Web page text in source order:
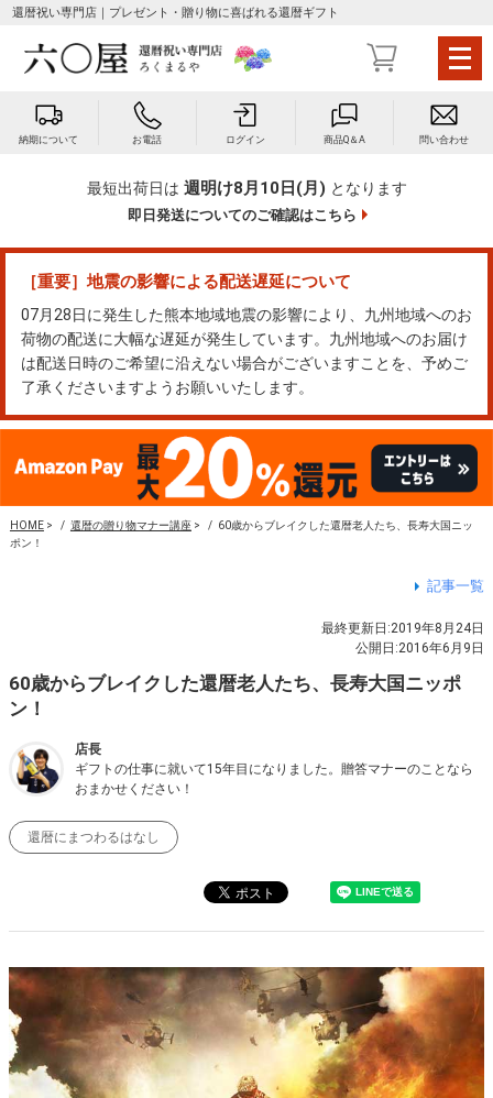
メ
ニ
ー
を
還暦祝い専門店｜プレゼント・贈り物に喜ばれる還暦ギフト
納期について お電話 ログイン 商品Q＆A 問い合わせ
最短出荷日は 週明け8月10日(月) となります
即日発送についてのご確認はこちら
［重要］地震の影響による配送遅延について
07月28日に発生した熊本地域地震の影響により、九州地域へのお
荷物の配送に大幅な遅延が発生しています。九州地域へのお届け
は配送日時のご希望に沿えない場合がございますことを、予めご
了承くださいますようお願いいたします。
HOME> 還暦の贈り物マナー講座>
60歳からブレイクした還暦老人たち、長寿大国ニッ
ポン！
記事一覧
最終更新日:2019年8月24日
公開日:2016年6月9日
60歳からブレイクした還暦老人たち、長寿大国ニッポ
ン！
店長
ギフトの仕事に就いて15年目になりました。贈答マナーのことなら
おまかせください！
還暦にまつわるはなし